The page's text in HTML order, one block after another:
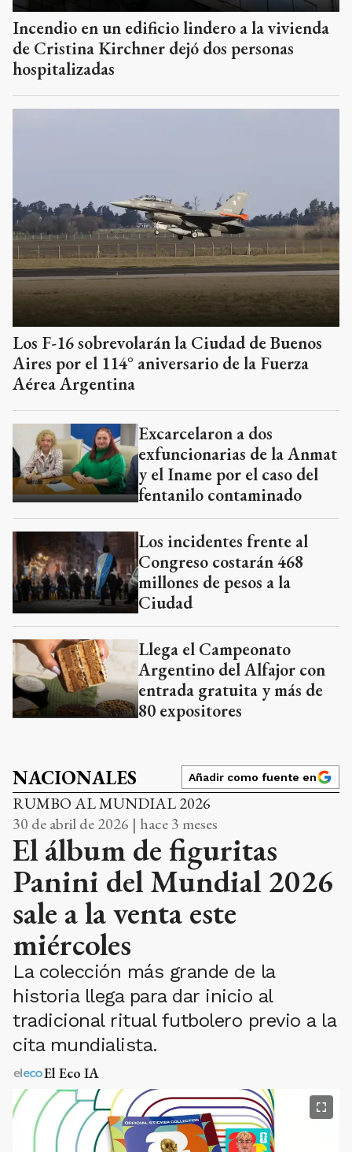
Incendio en un edificio lindero a la vivienda
de Cristina Kirchner dejó dos personas
hospitalizadas
Los F-16 sobrevolarán la Ciudad de Buenos
Aires por el 114° aniversario de la Fuerza
Aérea Argentina
Excarcelaron a dos
exfuncionarias de la Anmat
y el Iname por el caso del
fentanilo contaminado
Los incidentes frente al
Congreso costarán 468
millones de pesos a la
Ciudad
Llega el Campeonato
Argentino del Alfajor con
entrada gratuita y más de
80 expositores
NACIONALES Añadir como fuente en
RUMBO AL MUNDIAL 2026
30 de abril de 2026 | hace 3 meses
El álbum de figuritas
Panini del Mundial 2026
sale a la venta este
miércoles
La colección más grande de la
historia llega para dar inicio al
tradicional ritual futbolero previo a la
cita mundialista.
El Eco IA